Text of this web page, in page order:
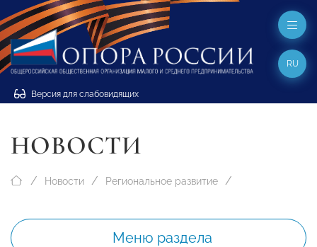
Версия для слабовидящих
RU
НОВОСТИ
Новости Региональное развитие
Меню раздела